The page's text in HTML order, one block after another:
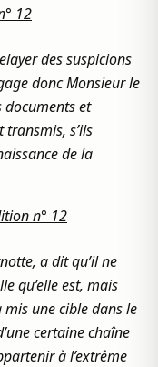
12
des suspicions
donc Monsieur le
et
s’ils
de la
n° 12
a dit qu’il ne
qu’elle est, mais
mis une cible dans le
certaine chaîne
à l’extrême